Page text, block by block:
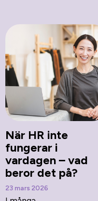
När HR inte
fungerar i
vardagen – vad
beror det på?
23 mars 2026